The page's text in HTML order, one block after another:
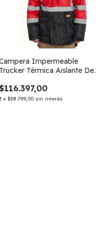
Impermeable
Trucker Térmica Aislante De
x$38.799,00 sin interés